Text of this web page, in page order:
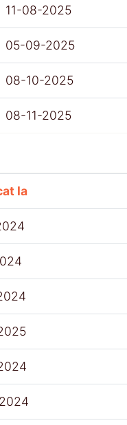
11-08-2025
05-09-2025
08-10-2025
08-11-2025
la